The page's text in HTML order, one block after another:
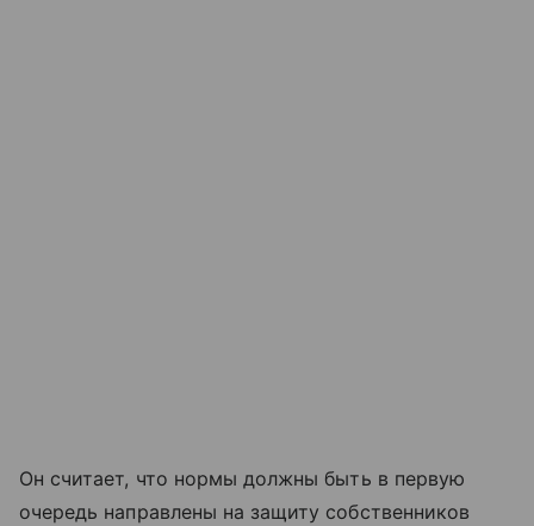
Он считает, что нормы должны быть в первую
очередь направлены на защиту собственников